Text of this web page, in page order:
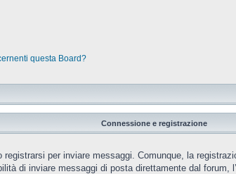
questa Board?
Connessione e registrazione
per inviare messaggi. Comunque, la
di inviare messaggi di posta direttamente dal